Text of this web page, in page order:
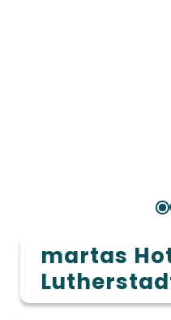
martas